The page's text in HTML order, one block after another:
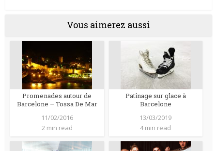
Vous aimerez aussi
Promenades autour de
Barcelone – Tossa De Mar
11/02/2016
2 min read
Patinage sur glace à
Barcelone
13/03/2019
4 min read